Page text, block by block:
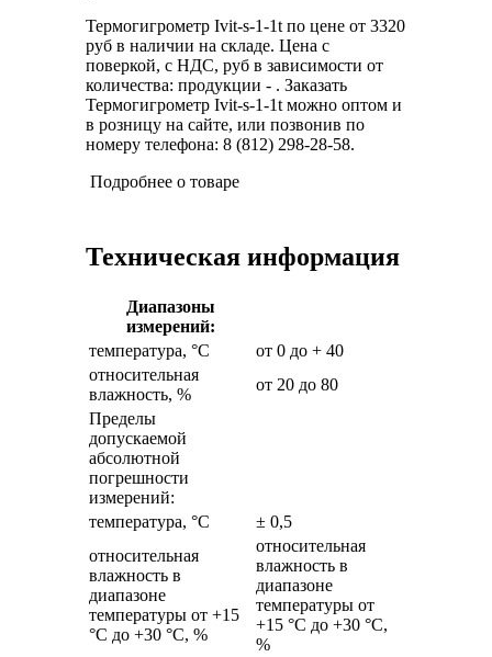
Термогигрометр Ivit-s-1-1t по цене от 3320
руб в наличии на складе. Цена с
поверкой, с НДС, руб в зависимости от
количества: продукции - . Заказать
Термогигрометр Ivit-s-1-1t можно оптом и
в розницу на сайте, или позвонив по
номеру телефона: 8 (812) 298-28-58.
Подробнее о товаре
Техническая информация
Диапазоны
измерений:
температура, °С
от 0 до + 40
относительная
влажность, %
от 20 до 80
Пределы
допускаемой
абсолютной
погрешности
измерений:
температура, °С
± 0,5
относительная
влажность в
диапазоне
температуры от +15
°C до +30 °C, %
относительная
влажность в
диапазоне
температуры от
+15 °C до +30 °C,
%